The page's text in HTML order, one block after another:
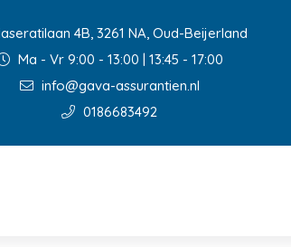
4B, 3261 NA, Oud-Beijerland
Ma - Vr 9:00 - 13:00 | 13:45 - 17:00
info@gava-assurantien.nl
0186683492